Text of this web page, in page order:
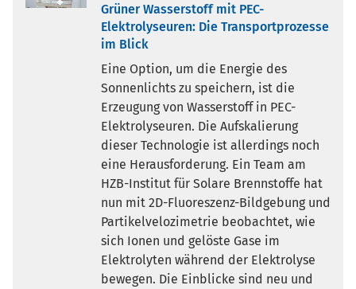
Grüner Wasserstoff mit PEC-
Elektrolyseuren: Die Transportprozesse
im Blick
Eine Option, um die Energie des
Sonnenlichts zu speichern, ist die
Erzeugung von Wasserstoff in PEC-
Elektrolyseuren. Die Aufskalierung
dieser Technologie ist allerdings noch
eine Herausforderung. Ein Team am
HZB-Institut für Solare Brennstoffe hat
nun mit 2D-Fluoreszenz-Bildgebung und
Partikelvelozimetrie beobachtet, wie
sich Ionen und gelöste Gase im
Elektrolyten während der Elektrolyse
bewegen. Die Einblicke sind neu und